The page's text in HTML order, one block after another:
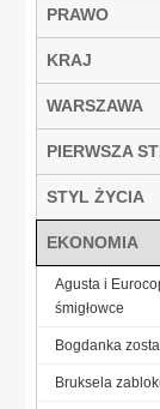
PRAWO
KRAJ
WARSZAWA
PIERWSZA
STYL ŻYCIA
EKONOMIA
Agusta i
śmigłowce
Bogdanka
Bruksela